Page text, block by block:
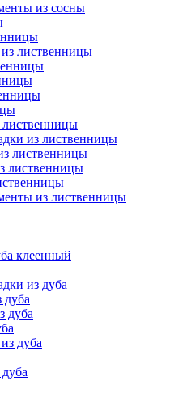
из сосны
лиственницы
лиственницы
из лиственницы
лиственницы
лиственницы
из лиственницы
клеенный
из дуба
дуба
дуба